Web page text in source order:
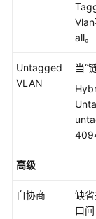
档
下
用
考
all。
Untagged
VLAN
当“
高级
自协商
缺
口